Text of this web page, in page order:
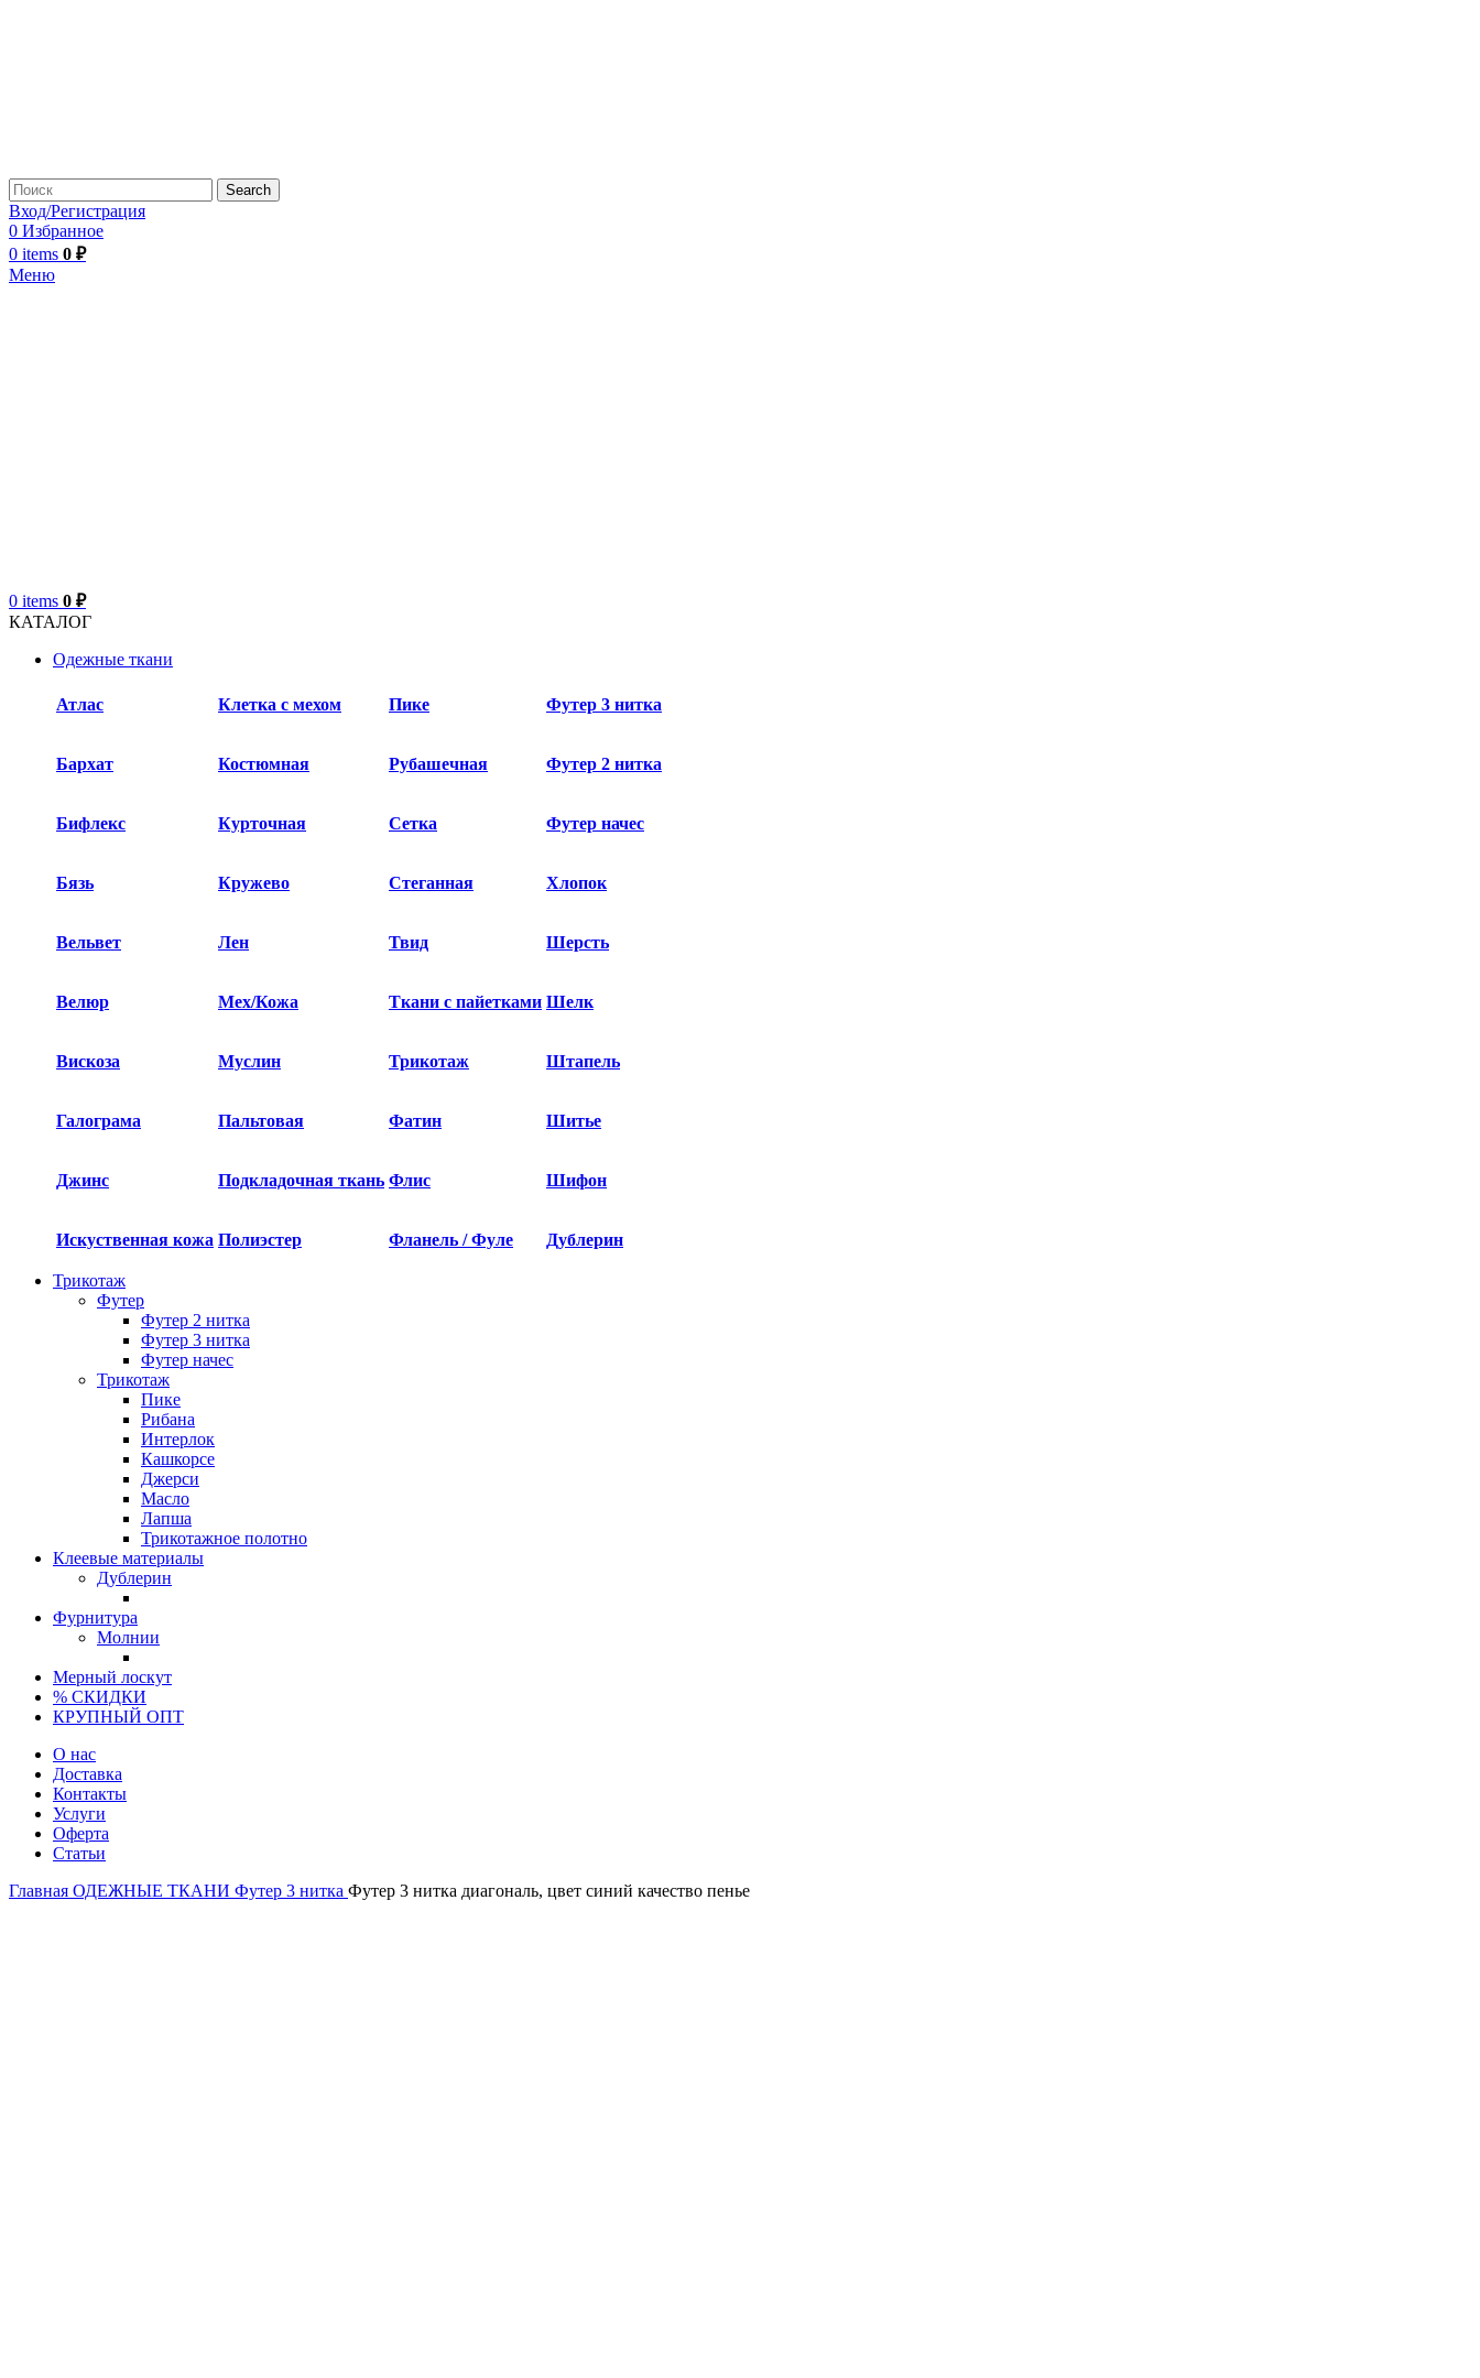
Search
Вход/Регистрация
0 Избранное
0 items 0 ₽
Меню
0 items 0 ₽
КАТАЛОГ
Одежные ткани
Атлас Клетка с мехом Пике Футер 3 нитка
Бархат​ Костюмная Рубашечная Футер 2 нитка
Бифлекс Курточная Сетка Футер начес
Бязь Кружево Стеганная Хлопок
Вельвет Лен Твид Шерсть
Велюр Мех/Кожа Ткани с пайетками Шелк
Вискоза Муслин Трикотаж Штапель
Галограма Пальтовая Фатин Шитье
Джинс Подкладочная ткань Флис Шифон
Искуственная кожа Полиэстер Фланель / Фуле Дублерин
Трикотаж
Футер
Футер 2 нитка​
Футер 3 нитка​
Футер начес
Трикотаж
Пике
Рибана
Интерлок
Кашкорсе
Джерси
Масло
Лапша
Трикотажное полотно
Клеевые материалы
Дублерин
Фурнитура
Молнии
Мерный лоскут
% СКИДКИ
КРУПНЫЙ ОПТ
О нас
Доставка
Контакты
Услуги
Оферта
Статьи
Главная ОДЕЖНЫЕ ТКАНИ Футер 3 нитка Футер 3 нитка диагональ, цвет синий качество пенье